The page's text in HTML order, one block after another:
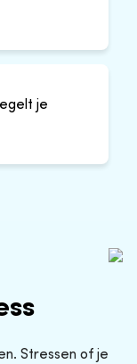
je
Stressen of je